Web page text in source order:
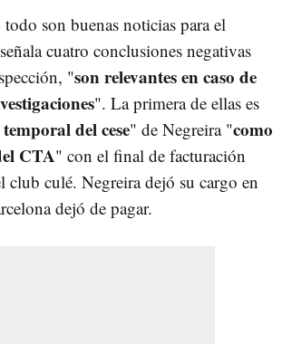
son buenas noticias para el
cuatro conclusiones negativas
"son relevantes en caso de
". La primera de ellas es
del cese" de Negreira "como
CTA" con el final de facturación
club culé. Negreira dejó su cargo en
dejó de pagar.